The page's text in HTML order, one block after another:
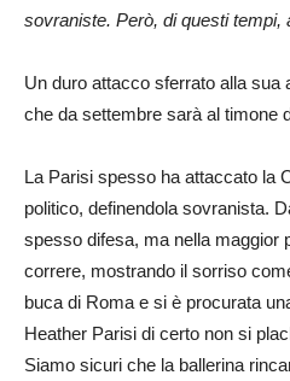
sovraniste. Però, di questi tempi,
Un duro attacco sferrato alla sua
che da settembre sarà al timone
La Parisi spesso ha attaccato la
politico, definendola sovranista.
spesso difesa, ma nella maggior
correre, mostrando il sorriso
buca di Roma e si è procurata
Heather Parisi di certo non si
Siamo sicuri che la ballerina